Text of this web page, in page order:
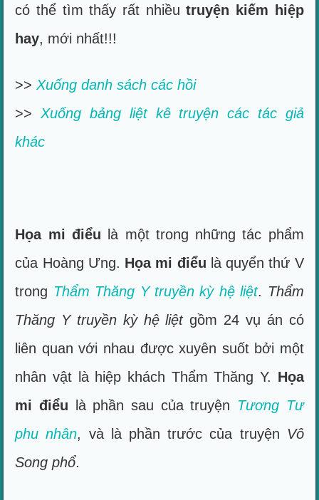
có thể tìm thấy rất nhiềutruyện kiếm hiệp
hay, mới nhất!!!
>>Xuống danh sách các hồi
>>Xuống bảng liệt kê truyện các tác giả
khác
Họa mi điểu là một trong những tác phẩm
của Hoàng Ưng. Họa mi điểu là quyển thứ V
trong Thẩm Thăng Y truyền kỳ hệ liệt. Thẩm
Thăng Y truyền kỳ hệ liệtgồm 24 vụ án có
liên quan với nhau được xuyên suốt bởi một
nhân vật là hiệp khách Thẩm Thăng Y. Họa
mi điểu là phần sau của truyện Tương Tư
phu nhân, và là phần trước của truyện Vô
Song phổ.